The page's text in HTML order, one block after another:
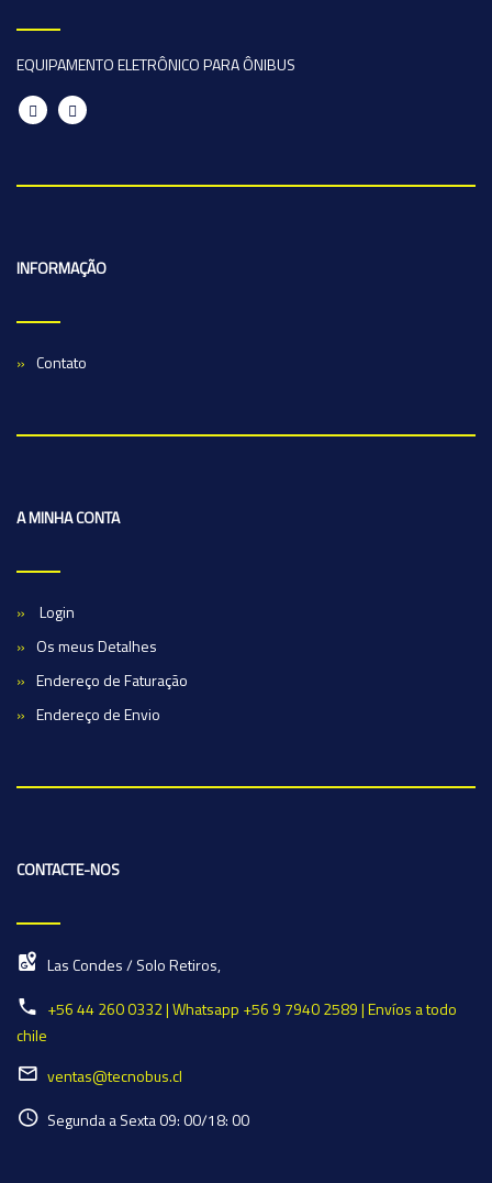
EQUIPAMENTO ELETRÔNICO PARA ÔNIBUS
INFORMAÇÃO
Contato
A MINHA CONTA
Login
Os meus Detalhes
Endereço de Faturação
Endereço de Envio
CONTACTE-NOS
Las Condes / Solo Retiros,
+56 44 260 0332 | Whatsapp +56 9 7940 2589 | Envíos a todo
chile
ventas@tecnobus.cl
Segunda a Sexta 09: 00/18: 00